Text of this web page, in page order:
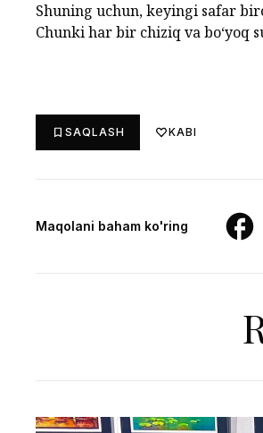
Shuning uchun, keyingi safar
Chunki har bir chiziq va
SAQLASH KABI
Maqolani baham ko'ring